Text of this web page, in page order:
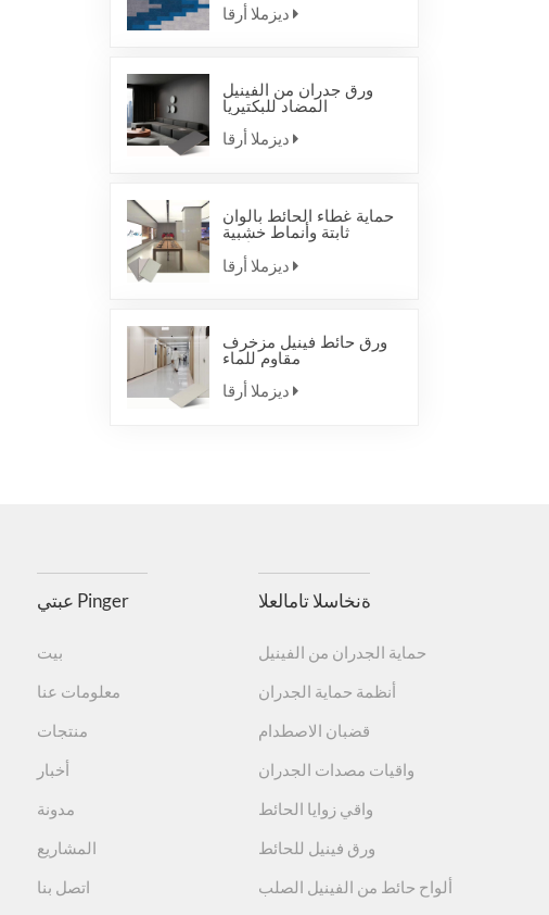
ديزملا أرقا
ورق جدران من الفينيل
المضاد للبكتيريا
ديزملا أرقا
حماية غطاء الحائط بألوان
ثابتة وأنماط خشبية
ديزملا أرقا
ورق حائط فينيل مزخرف
مقاوم للماء
ديزملا أرقا
عبتي Pinger
بيت
معلومات عنا
منتجات
أخبار
مدونة
المشاريع
اتصل بنا
ةنخاسلا تامالعلا
حماية الجدران من الفينيل
أنظمة حماية الجدران
قضبان الاصطدام
واقيات مصدات الجدران
واقي زوايا الحائط
ورق فينيل للحائط
ألواح حائط من الفينيل الصلب